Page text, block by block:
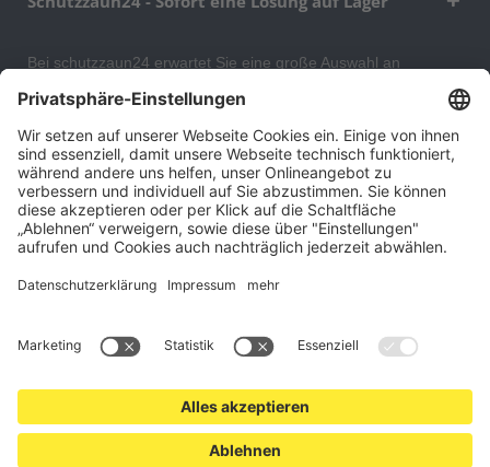
Bei schutzzaun24 erwartet Sie eine große Auswahl an
Schutzgittern, Schutzeinrichtungen, Absturzsicherungen und
auch Ihr Wohngebäude optimal organisieren und sichern
können. An unserem Versandlager bevorraten wir ein großes
Sortiment von Lagerartikeln, welche innerhalb von 48 Stunden
versandbereit sind.
Cookie-Einstellungen Über uns
freibleibend. Solange der Vorrat reicht.
© 2026 schutzzaun24.at